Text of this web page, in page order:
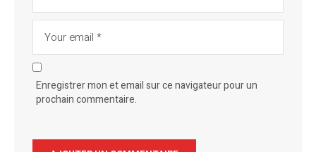
Enregistrer mon et email sur ce navigateur pour un
prochain commentaire.